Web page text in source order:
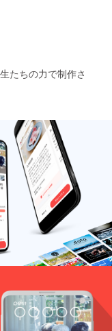
たちの力で制作さ